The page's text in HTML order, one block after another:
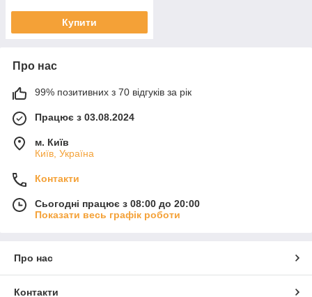
Купити
Про нас
99% позитивних з 70 відгуків за рік
Працює з 03.08.2024
м. Київ
Київ, Україна
Контакти
Сьогодні працює з 08:00 до 20:00
Показати весь графік роботи
Про нас
Контакти